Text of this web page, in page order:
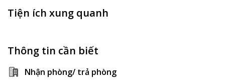
Tiện ích xung quanh
Thông tin cần biết
Nhận phòng/ trả phòng